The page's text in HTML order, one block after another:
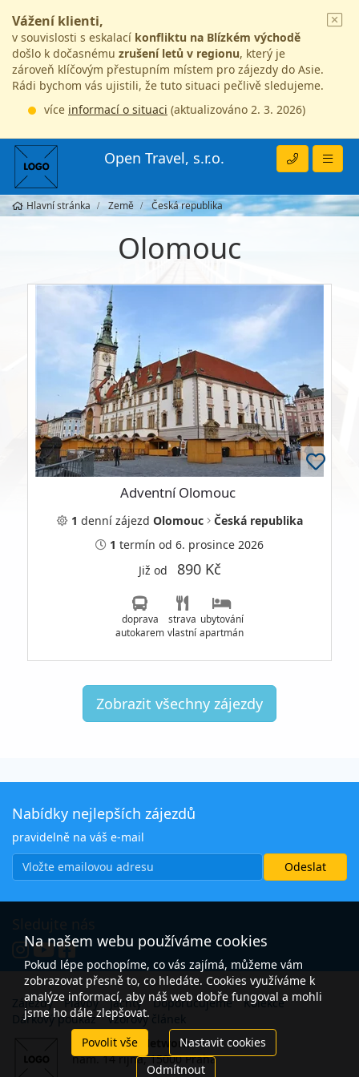
Vážení klienti,
v souvislosti s eskalací konfliktu na Blízkém východě
došlo k dočasnému zrušení letů v regionu, který je
zároveň klíčovým přestupním místem pro zájezdy do Asie.
Rádi bychom vás ujistili, že tuto situaci pečlivě sledujeme.
více informací o situaci (aktualizováno 2. 3. 2026)
Open Travel, s.r.o.
Hlavní stránka Země Česká republika
Olomouc
Adventní Olomouc
1 dennízájezd Olomouc
Česká republika
1 termín od 6. prosince 2026
Již od 890 Kč
doprava
autokarem
strava
vlastní
ubytování
apartmán
Zobrazit všechny zájezdy
Nabídky nejlepších zájezdů
pravidelně na váš e-mail
Zájezdy Plavby Jachty Doporučujeme
Kolekce
Dárkový poukaz
Vzorový článek
Open Travel Network
nám. 14 října, 15000 Praha
Na našem webu používáme cookies
Pokud lépe pochopíme, co vás zajímá, můžeme vám
zobrazovat přesně to, co hledáte. Cookies využíváme k
analýze informací, aby náš web dobře fungoval a mohli
jsme ho dále zlepšovat.
Povolit vše
Nastavit cookies
Odmítnout